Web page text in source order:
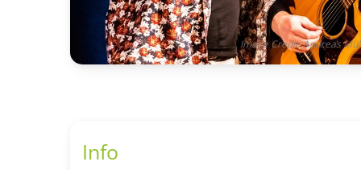
Image Credit: Andreas
Info